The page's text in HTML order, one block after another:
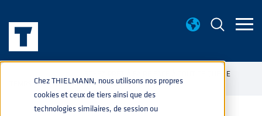
Chez THIELMANN, nous utilisons nos propres
cookies et ceux de tiers ainsi que des
technologies similaires, de session ou
SOYEZ PRÊT À FAIRE FACE À TOUT CE QUE LE
TEMPS PEUT FAIRE SUBIR À VOTRE FLOTTE DE FÛTS